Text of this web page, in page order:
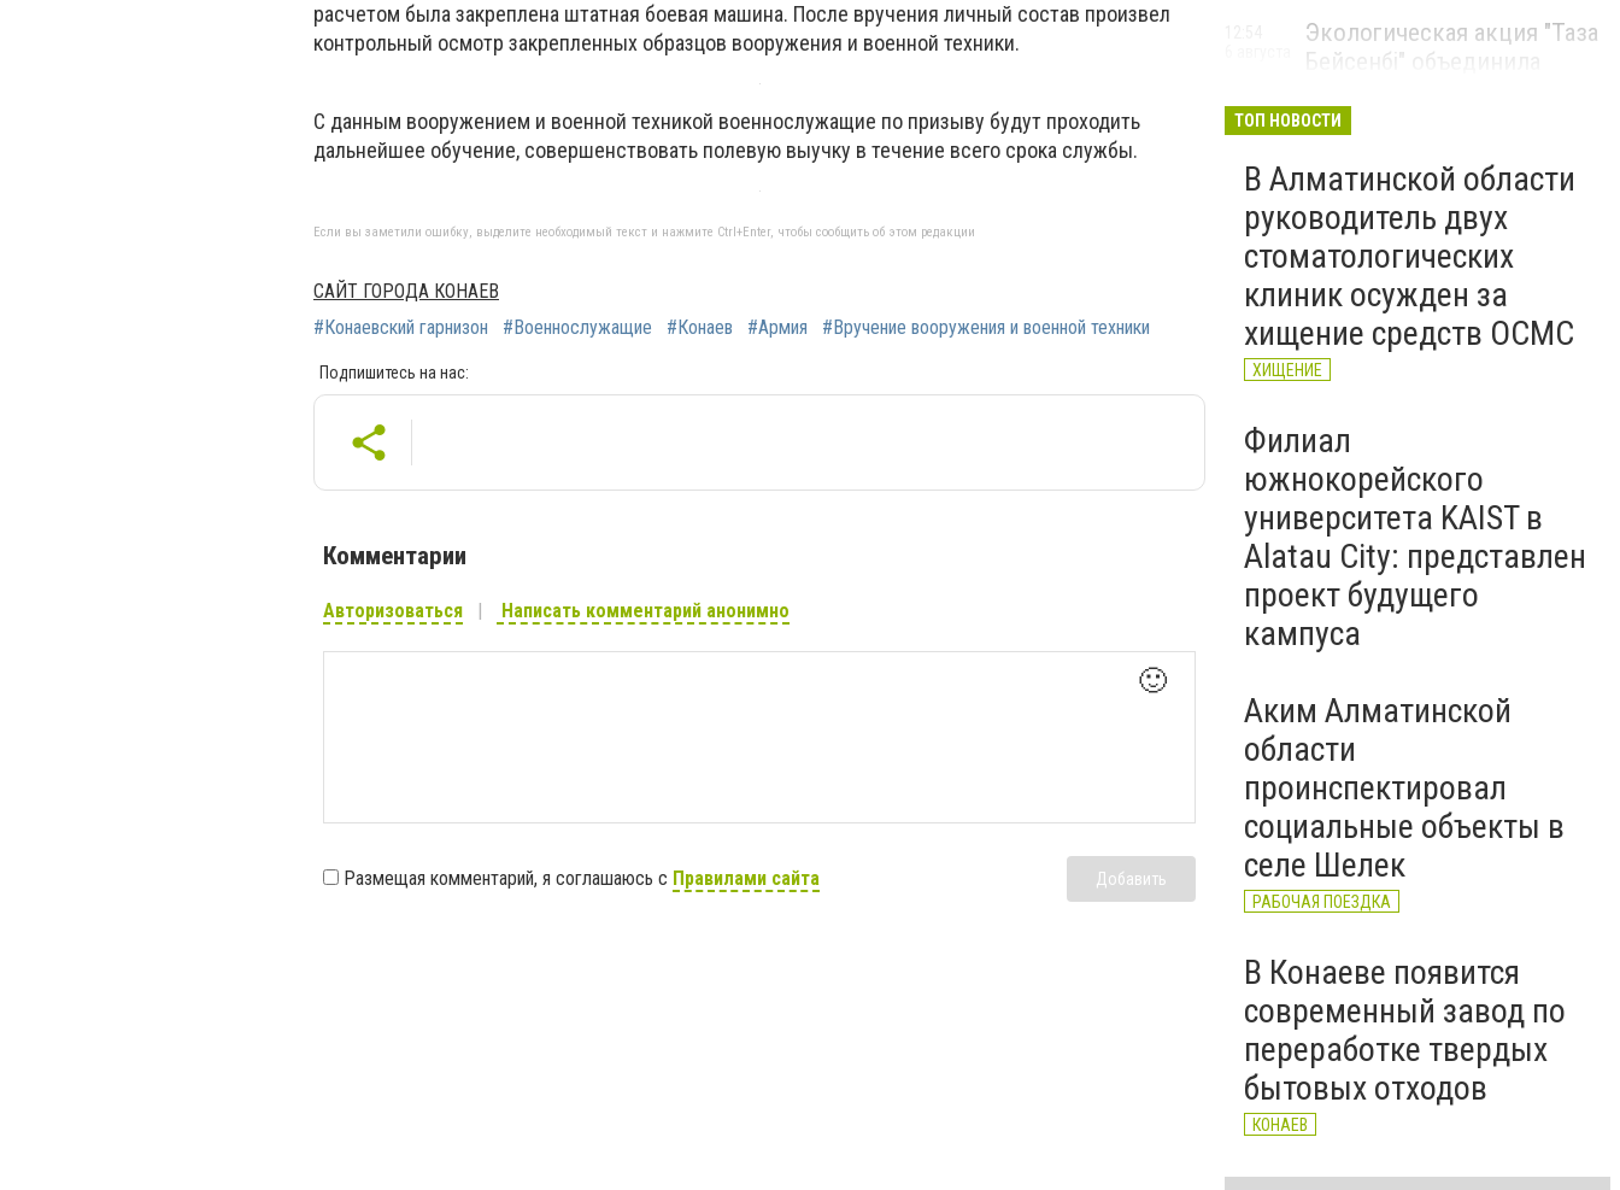
расчетом была закреплена штатная боевая машина. После вручения личный состав произвел
контрольный осмотр закрепленных образцов вооружения и военной техники.
С данным вооружением и военной техникой военнослужащие по призыву будут проходить
дальнейшее обучение, совершенствовать полевую выучку в течение всего срока службы.
Если вы заметили ошибку, выделите необходимый текст и нажмите Ctrl+Enter, чтобы сообщить об этом редакции
САЙТ ГОРОДА КОНАЕВ
#Конаевский гарнизон
#Военнослужащие #Конаев #Армия #Вручение вооружения и военной техники
Подпишитесь на нас:
Комментарии
Авторизоваться Написать комментарий анонимно
🙂
Размещая комментарий, я соглашаюсь с Правилами сайта Добавить
Экологическая акция "Таза
Бейсенбі" объединила
Алматинской области
ТОП НОВОСТИ
В Алматинской области
руководитель двух
стоматологических
клиник осужден за
хищение средств ОСМС
ХИЩЕНИЕ
Филиал
южнокорейского
университета KAIST в
Alatau City: представлен
проект будущего
кампуса
Аким Алматинской
области
проинспектировал
социальные объекты в
селе Шелек
РАБОЧАЯ ПОЕЗДКА
В Конаеве появится
современный завод по
переработке твердых
бытовых отходов
КОНАЕВ